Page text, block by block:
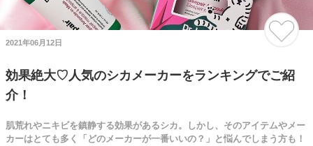
2021年06月12日
効果絶大♡人気のシカメーカーをランキングでご紹
介！
肌荒れやニキビを鎮静する効果があるシカ。しかし、そのアイテムやメー
カーはとても多く「どのメーカーが一番いいの？」と悩んでしまう方も！